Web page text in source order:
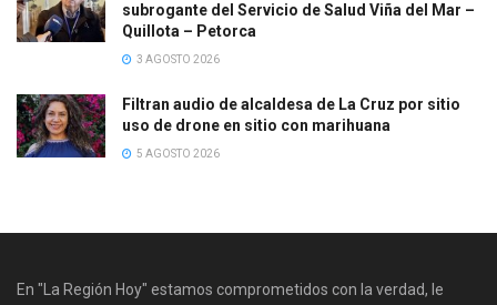
subrogante del Servicio de Salud Viña del Mar –
Quillota – Petorca
3 AGOSTO 2026
Filtran audio de alcaldesa de La Cruz por sitio
uso de drone en sitio con marihuana
5 AGOSTO 2026
En "La Región Hoy" estamos comprometidos con la verdad, le